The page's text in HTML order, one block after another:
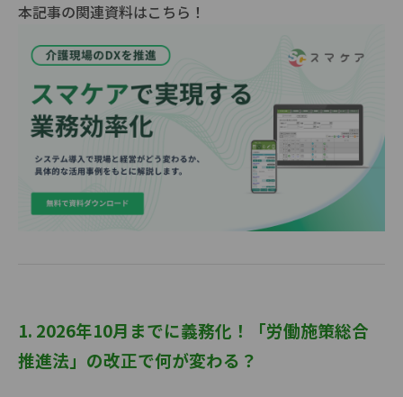
本記事の関連資料はこちら！
1. 2026年10月までに義務化！「労働施策総合
推進法」の改正で何が変わる？